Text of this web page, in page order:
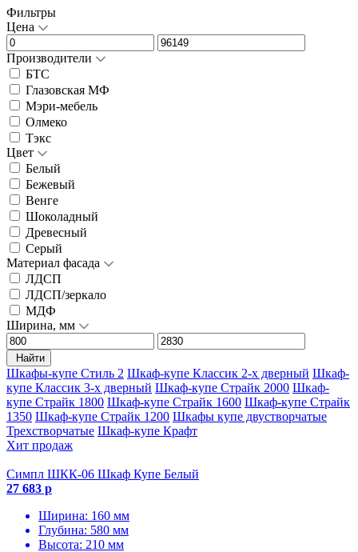
Фильтры
Цена
Производители
БТС
Глазовская МФ
Мэри-мебель
Олмеко
Тэкс
Цвет
Белый
Бежевый
Венге
Шоколадный
Древесный
Серый
Материал фасада
ЛДСП
ЛДСП/зеркало
МДФ
Ширина, мм
Найти
Шкафы-купе Стиль 2 Шкаф-купе Классик 2-х дверный Шкаф-
купе Классик 3-х дверный Шкаф-купе Страйк 2000 Шкаф-
купе Страйк 1800 Шкаф-купе Страйк 1600 Шкаф-купе Страйк
1350 Шкаф-купе Страйк 1200 Шкафы купе двустворчатые
Трехстворчатые Шкаф-купе Крафт
Хит продаж
Симпл ШКК-06 Шкаф Купе Белый
27 683 р
Ширина: 160 мм
Глубина: 580 мм
Высота: 210 мм